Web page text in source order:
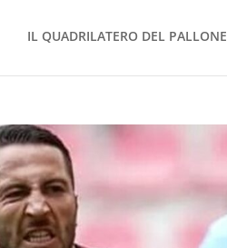
IL QUADRILATERO DEL PALLONE